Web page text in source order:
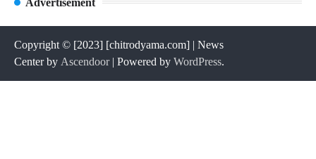
Copyright © [2023] [chitrodyama.com] | News
Center by Ascendoor| Powered by WordPress.